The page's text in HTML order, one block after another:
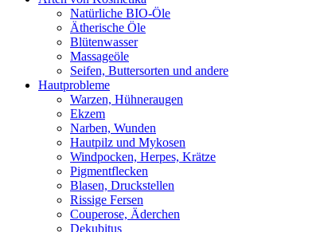
Natürliche BIO-Öle
Ätherische Öle
Blütenwasser
Massageöle
Seifen, Buttersorten und andere
Hautprobleme
Warzen, Hühneraugen
Ekzem
Narben, Wunden
Hautpilz und Mykosen
Windpocken, Herpes, Krätze
Pigmentflecken
Blasen, Druckstellen
Rissige Fersen
Couperose, Äderchen
Dekubitus